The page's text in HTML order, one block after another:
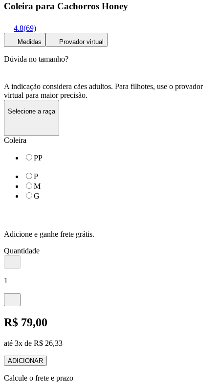
Coleira para Cachorros Honey
4.8(69)
Medidas Provador virtual
Dúvida no tamanho?
A indicação considera cães adultos. Para filhotes, use o provador
virtual para maior precisão.
Selecione a raça
Coleira
PP
P
M
G
Adicione e ganhe frete grátis.
Quantidade
1
R$ 79,00
até 3x de R$ 26,33
ADICIONAR
Calcule o frete e prazo